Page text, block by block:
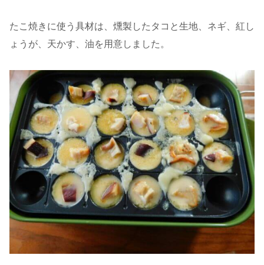
たこ焼きに使う具材は、燻製したタコと生地、ネギ、紅し
ょうが、天かす、油を用意しました。